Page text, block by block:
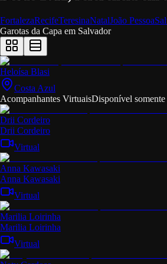
FortalezaRecifeTeresinaNatalJoão Pessoa
Garotas da Capa em Salvador
Heloísa Blasi
Costa Azul
Acompanhantes VirtuaisDisponível
Drii Cordeiro
Drii Cordeiro
Virtual
Anna Kawasaki
Anna Kawasaki
Virtual
Marilia Loirinha
Marilia Loirinha
Virtual